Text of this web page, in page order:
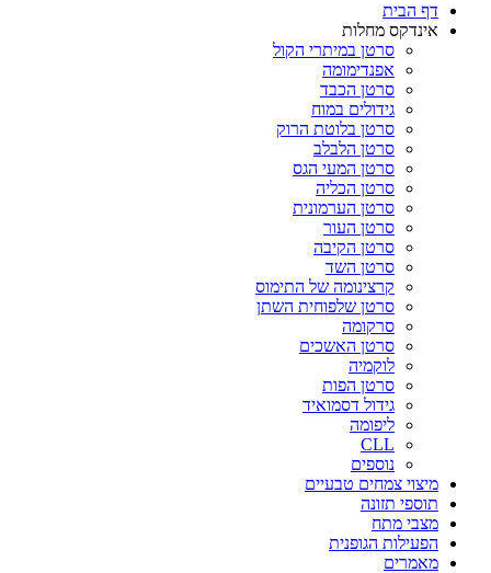
דף הבית
אינדקס מחלות
סרטן במיתרי הקול
אפנדימומה
סרטן הכבד
גידולים במוח
סרטן בלוטת הרוק
סרטן הלבלב
סרטן המעי הגס
סרטן הכליה
סרטן הערמונית
סרטן העור
סרטן הקיבה
סרטן השד
קרצינומה של התימוס
סרטן שלפוחית השתן
סרקומה
סרטן האשכים
לוקמיה
סרטן הפות
גידול דסמואיד
ליפומה
CLL
נוספים
מיצוי צמחים טבעיים
תוספי תזונה
מצבי מתח
הפעילות הגופנית
מאמרים